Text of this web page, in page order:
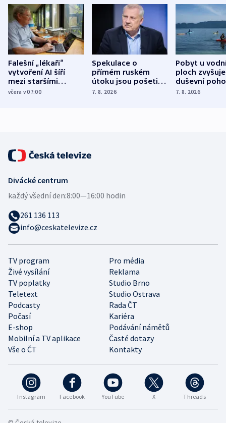
Falešní „lékaři“
vytvoření AI šíří
mezi staršími
Poláky nebezpečné
včera v 07:00
Spekulace o
přímém ruském
útoku jsou pošetilé,
míní estonský
7. 8. 2026
Pobyt u
ploch zvyšuje
duševní
ukázala
7. 8. 2026
Instagram Facebook YouTube X Threads
TV program
Pro média
Živé vysílání
Reklama
TV poplatky
Studio Brno
Teletext
Studio Ostrava
Podcasty
Rada ČT
Počasí
Kariéra
E-shop
Podávání námětů
Mobilní a TV aplikace
Časté dotazy
Vše o ČT
Kontakty
Divácké centrum
každý všední den:8:00—16:00 hodin
261 136 113
info@ceskatelevize.cz